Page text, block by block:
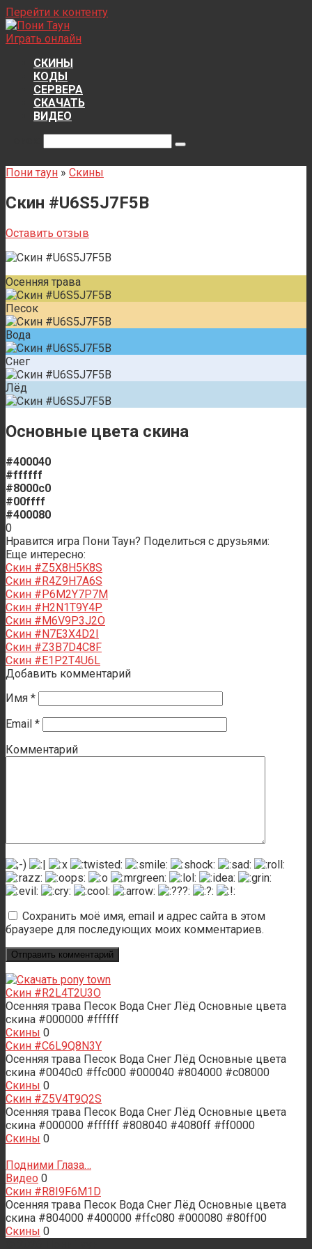
Перейти к контенту
Играть онлайн
СКИНЫ
КОДЫ
СЕРВЕРА
СКАЧАТЬ
ВИДЕО
Пони таун » Скины
Скин #U6S5J7F5B
Оставить отзыв
Осенняя трава
Песок
Вода
Снег
Лёд
Основные цвета скина
#400040
#ffffff
#8000c0
#00ffff
#400080
0
Нравится игра Пони Таун? Поделиться с друзьями:
Еще интересно:
Скин #Z5X8H5K8S
Скин #R4Z9H7A6S
Скин #P6M2Y7P7M
Скин #H2N1T9Y4P
Скин #M6V9P3J2O
Скин #N7E3X4D2I
Скин #Z3B7D4C8F
Скин #E1P2T4U6L
Добавить комментарий
Имя *
Email *
Комментарий
Сохранить моё имя, email и адрес сайта в этом
браузере для последующих моих комментариев.
Скин #R2L4T2U3O
Осенняя трава Песок Вода Снег Лёд Основные цвета
скина #000000 #ffffff
Скины 0
Скин #C6L9Q8N3Y
Осенняя трава Песок Вода Снег Лёд Основные цвета
скина #0040c0 #ffc000 #000040 #804000 #c08000
Скины 0
Скин #Z5V4T9Q2S
Осенняя трава Песок Вода Снег Лёд Основные цвета
скина #000000 #ffffff #808040 #4080ff #ff0000
Скины 0
Подними Глаза…
Видео 0
Скин #R8I9F6M1D
Осенняя трава Песок Вода Снег Лёд Основные цвета
скина #804000 #400000 #ffc080 #000080 #80ff00
Скины 0